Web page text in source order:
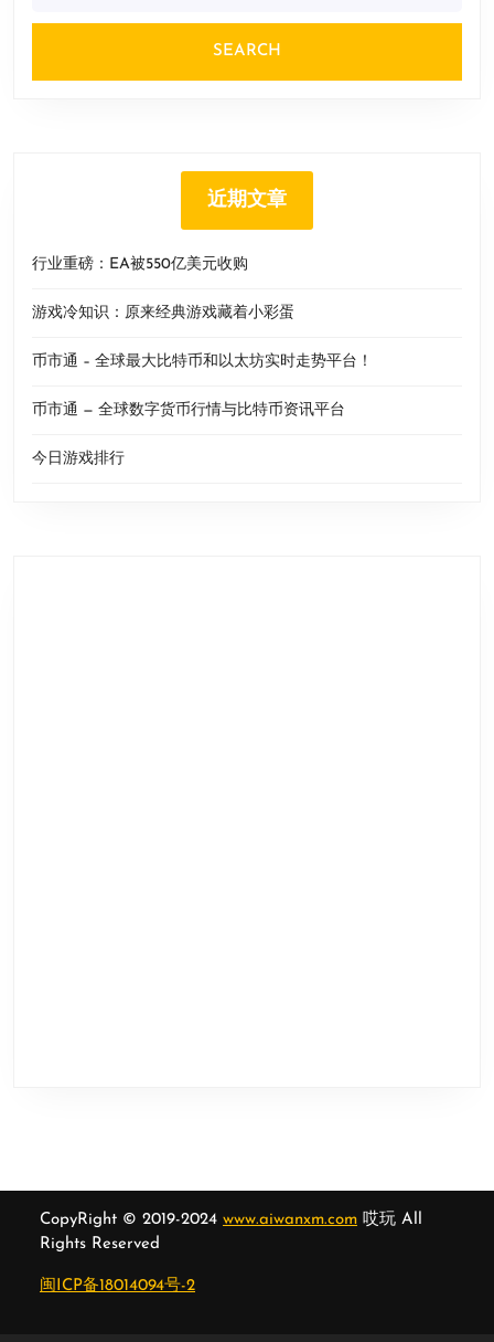
近期文章
行业重磅：EA被550亿美元收购
游戏冷知识：原来经典游戏藏着小彩蛋
币市通 – 全球最大比特币和以太坊实时走势平台！
币市通 — 全球数字货币行情与比特币资讯平台
今日游戏排行
CopyRight © 2019-2024 www.aiwanxm.com 哎玩 All
Rights Reserved
闽ICP备18014094号-2